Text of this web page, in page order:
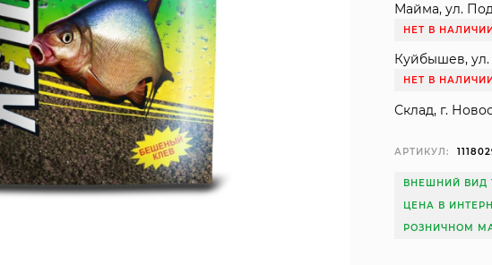
Майма, ул.
НЕТ В
Куйбышев, ул.
НЕТ В
Склад, г.
АРТИКУЛ:
ВНЕШНИЙ ВИД
ЦЕНА В
РОЗНИЧНОМ